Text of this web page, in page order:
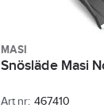
MASI
Snösläde Masi
Art nr: 467410